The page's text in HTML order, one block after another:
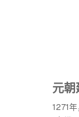
元
1271